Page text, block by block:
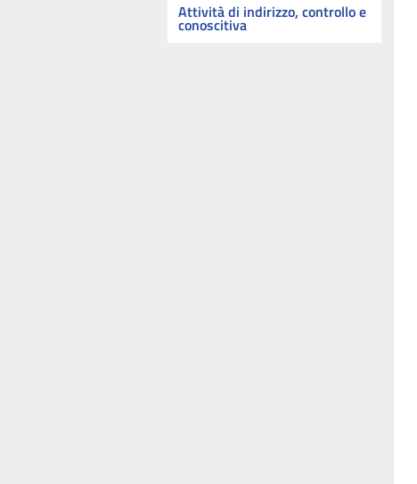
Attività di indirizzo, controllo e
conoscitiva